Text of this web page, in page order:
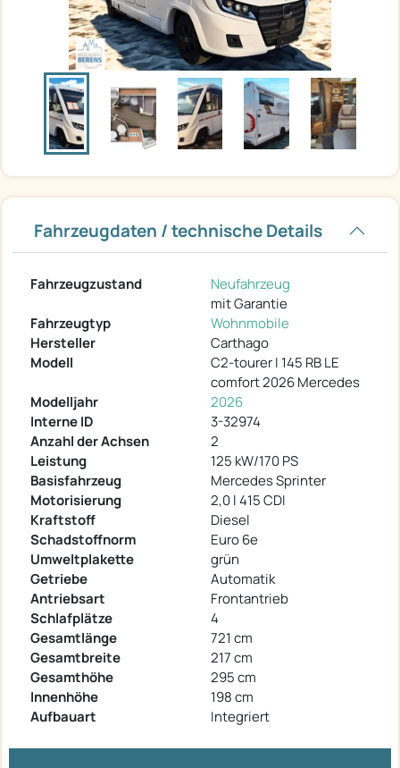
Fahrzeugdaten / technische Details
Fahrzeugzustand
Neufahrzeug
mit Garantie
Fahrzeugtyp
Wohnmobile
Hersteller
Carthago
Modell
C2-tourer I 145 RB LE
comfort 2026 Mercedes
Modelljahr
2026
Interne ID
3-32974
Anzahl der Achsen
2
Leistung
125 kW/170 PS
Basisfahrzeug
Mercedes Sprinter
Motorisierung
2,0 l 415 CDI
Kraftstoff
Diesel
Schadstoffnorm
Euro 6e
Umweltplakette
grün
Getriebe
Automatik
Antriebsart
Frontantrieb
Schlafplätze
4
Gesamtlänge
721 cm
Gesamtbreite
217 cm
Gesamthöhe
295 cm
Innenhöhe
198 cm
Aufbauart
Integriert